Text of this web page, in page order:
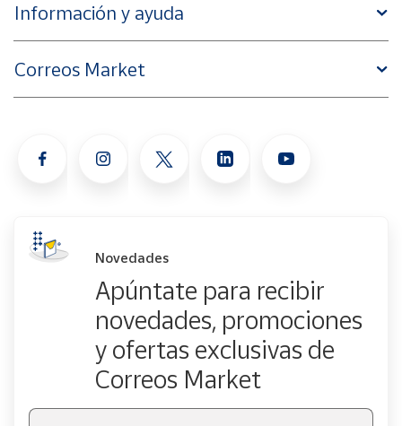
Información y ayuda
Correos Market
Novedades
Apúntate para recibir
novedades, promociones
y ofertas exclusivas de
Correos Market